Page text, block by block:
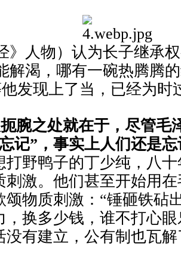
》人物）认为长子继承
解渴，哪有一碗热腾腾
发现上了当，已经为时
腕之处就在于，尽管毛
记”，事实上人们还是
打野鸭子的丁少纯，八
刺激。他们甚至开始用
物质刺激： “锤砸铁砧
，换多少钱，谁不打心
没有建立，公有制也瓦